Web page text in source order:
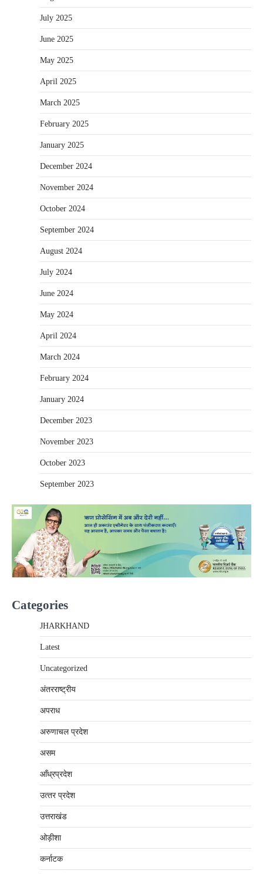
July 2025
June 2025
May 2025
April 2025
March 2025
February 2025
January 2025
December 2024
November 2024
October 2024
September 2024
August 2024
July 2024
June 2024
May 2024
April 2024
March 2024
February 2024
January 2024
December 2023
November 2023
October 2023
September 2023
Categories
JHARKHAND
Latest
Uncategorized
अंतरराष्‍ट्रीय
अपराध
अरुणाचल प्रदेश
असम
आँध्रप्रदेश
उत्‍तर प्रदेश
उत्तराखंड
ओड़ीशा
कर्नाटक